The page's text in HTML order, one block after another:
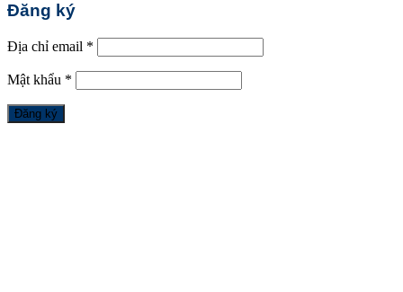
Đăng ký
Địa chỉ email *
Mật khẩu *
Đăng ký